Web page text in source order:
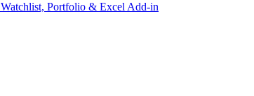
Portfolio & Excel Add-in